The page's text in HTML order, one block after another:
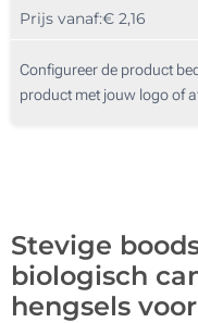
Digitale full colour
50
250
Prijs vanaf:€ 2,16
Configureer de product
product met jouw logo of
Stevige
biologisch
hengsels